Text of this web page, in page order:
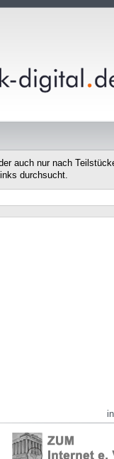
auch nur nach
durchsucht.